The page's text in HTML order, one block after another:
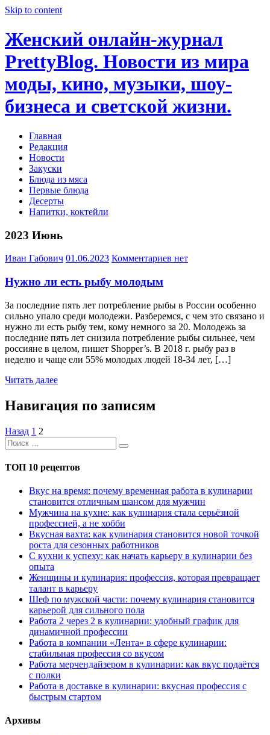
Skip to content
Женский онлайн-журнал
PrettyBlog. Новости из мира
моды, кино, музыки, шоу-
бизнеса и светской жизни.
Главная
Редакция
Новости
Закуски
Блюда из мяса
Первые блюда
Десерты
Напитки, коктейли
2023 Июнь
Иван Габович 01.06.2023 Комментариев нет
Нужно ли есть рыбу молодым
За последние пять лет потребление рыбы в России особенно
сильно упало среди молодежи. Разберемся, с чем это связано и
нужно ли есть рыбу тем, кому немного за 20. Молодежь за
последние пять лет снизила потребление рыбы сильнее, чем
россияне в целом, пишет Shopper’s. В 2018 г. рыбу раз в
неделю и чаще ели 55% молодых людей 18-34 лет, […]
Читать далее
Навигация по записям
Назад 1 2
ТОП 10 рецептов
Вкус на время: почему временная работа в кулинарии
становится отличным шансом для мужчин
Мужчина на кухне: как кулинария стала серьёзной
профессией, а не хобби
Вкусная вахта: как кулинария становится новой точкой
роста для сезонных работников
С кухни к успеху: как начать карьеру в кулинарии без
опыта
Женщины и кулинария: профессия, которая превращает
талант в карьеру
Шеф по мужской части: почему кулинария становится
карьерой для сильного пола
Работа 2 через 2 в кулинарии: удобный график для
динамичной профессии
Работа в компании «Лента» в сфере кулинарии:
стабильная профессия со вкусом
Работа мерчендайзером в кулинарии: как вкус подаётся
с полки
Работа в доставке в кулинарии: вкусная профессия с
быстрым стартом
Архивы